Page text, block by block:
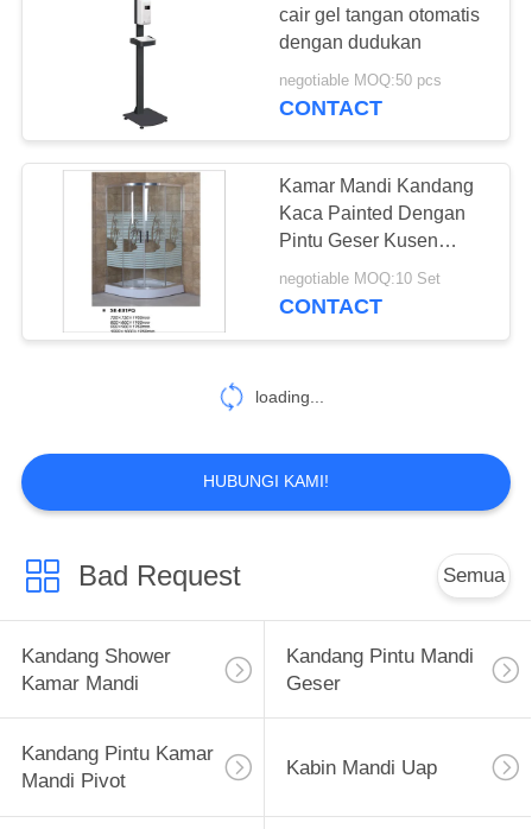
Drop-in Bathtub
Lemari Kamar
30
Kandang Pintu
Kamar Mandi
Berengsel
4
cair gel tangan otomatis
dengan dudukan
negotiable MOQ:50 pcs
CONTACT
Kamar Mandi Kandang
Kaca Painted Dengan
Pintu Geser Kusen
Aluminium
negotiable MOQ:10 Set
CONTACT
loading...
HUBUNGI KAMI!
Bad Request Semua
Kandang Shower
Kamar Mandi
Kandang Pintu Mandi
Geser
Kandang Pintu Kamar
Mandi Pivot
Kabin Mandi Uap